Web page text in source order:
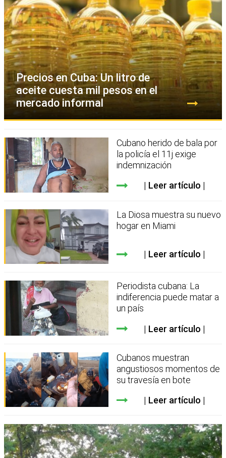
Precios en Cuba: Un litro de
aceite cuesta mil pesos en el
mercado informal
Cubano herido de bala por
la policía el 11j exige
indemnización
Leer artículo
La Diosa muestra su nuevo
hogar en Miami
Leer artículo
Periodista cubana: La
indiferencia puede matar a
un país
Leer artículo
Cubanos muestran
angustiosos momentos de
su travesía en bote
Leer artículo